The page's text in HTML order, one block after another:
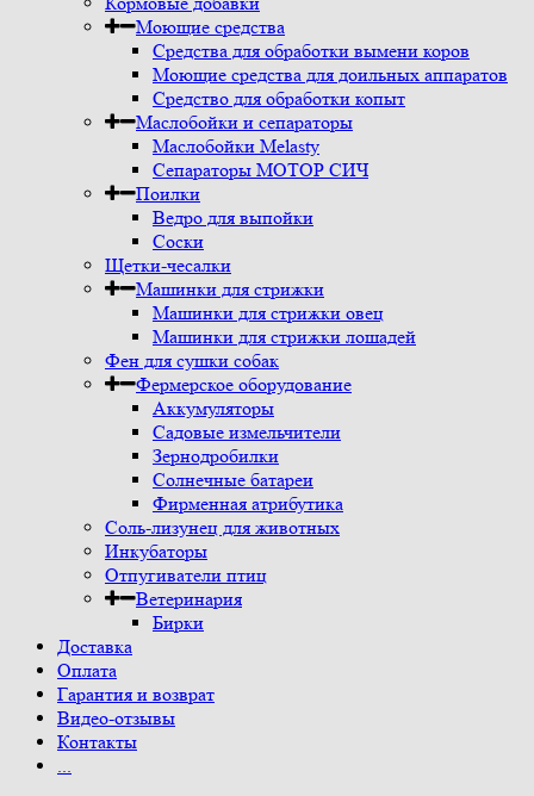
Моющие средства
Средства для обработки вымени коров
Моющие средства для доильных аппаратов
Средство для обработки копыт
Маслобойки и сепараторы
Маслобойки Melasty
Сепараторы МОТОР СИЧ
Поилки
Ведро для выпойки
Соски
Щетки-чесалки
Машинки для стрижки
Машинки для стрижки овец
Машинки для стрижки лошадей
Фен для сушки собак
Фермерское оборудование
Аккумуляторы
Садовые измельчители
Зернодробилки
Солнечные батареи
Фирменная атрибутика
Соль-лизунец для животных
Инкубаторы
Отпугиватели птиц
Ветеринария
Бирки
Доставка
Оплата
Гарантия и возврат
Видео-отзывы
Контакты
...